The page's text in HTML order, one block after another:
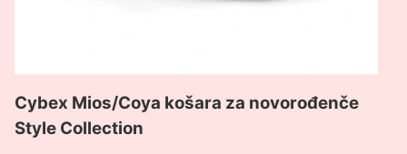
Cybex Mios/Coya košara za novorođenče
Style Collection